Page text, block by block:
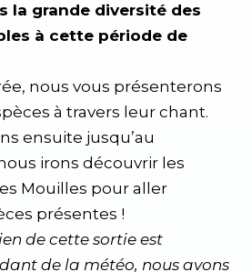
la grande diversité des
à cette période de
nous vous présenterons
à travers leur chant.
ensuite jusqu’au
irons découvrir les
Mouilles pour aller
présentes !
de cette sortie est
de la météo, nous avons